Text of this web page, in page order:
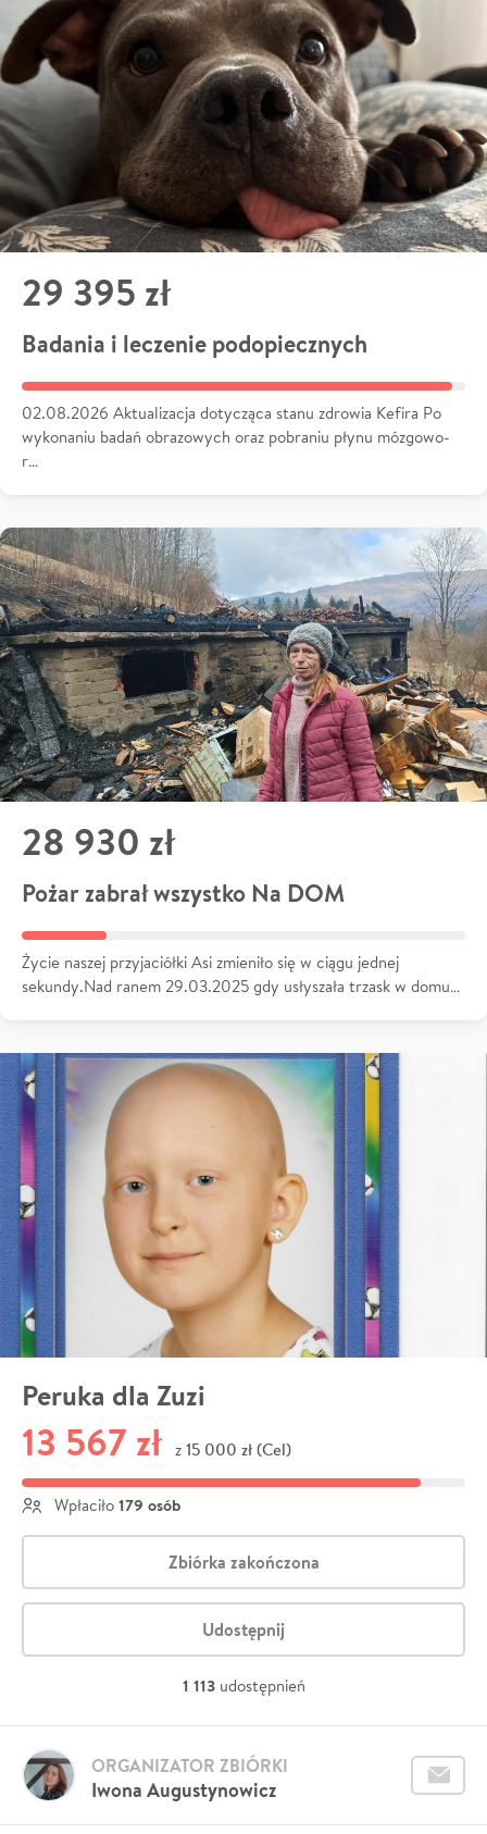
29 395 zł
Badania i leczenie podopiecznych
02.08.2026 Aktualizacja dotycząca stanu zdrowia Kefira Po
wykonaniu badań obrazowych oraz pobraniu płynu mózgowo-
r…
28 930 zł
Pożar zabrał wszystko Na DOM
Życie naszej przyjaciółki Asi zmieniło się w ciągu jednej
sekundy.Nad ranem 29.03.2025 gdy usłyszała trzask w domu…
Peruka dla Zuzi
13 567 zł z 15 000 zł (Cel)
Wpłaciło 179 osób
Zbiórka zakończona
Udostępnij
1 113 udostępnień
Iwona Augustynowicz
ORGANIZATOR ZBIÓRKI